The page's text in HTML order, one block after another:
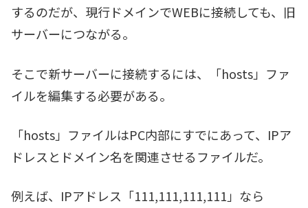
するのだが、現行ドメインでWEBに接続しても、旧
サーバーにつながる。
そこで新サーバーに接続するには、「hosts」ファ
イルを編集する必要がある。
「hosts」ファイルはPC内部にすでにあって、IPア
ドレスとドメイン名を関連させるファイルだ。
例えば、IPアドレス「111,111,111,111」なら